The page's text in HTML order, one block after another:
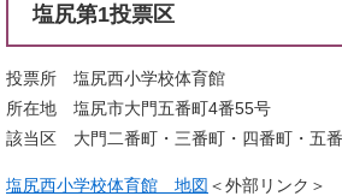
塩尻第1投票区
投票所 塩尻西小学校体育館
所在地 塩尻市大門五番町4番55号
該当区 大門二番町・三番町・四番町・五
塩尻西小学校体育館 地図 ＜外部リンク＞